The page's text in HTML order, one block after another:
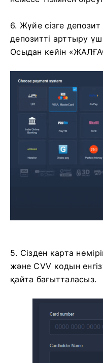
6. Жүйе сізге
депозитті арттыру
Осыдан кейін
5. Сізден карта
және CVV кодын
қайта бағытталасыз.